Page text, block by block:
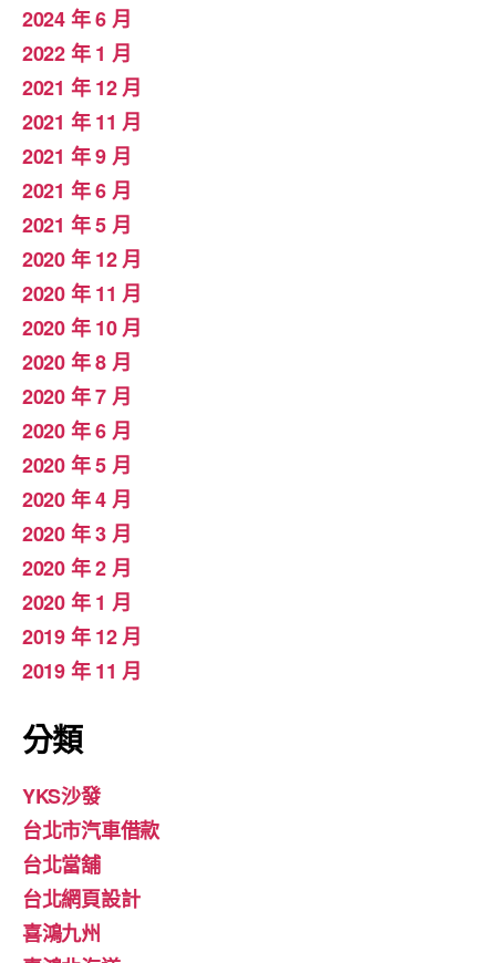
2024 年 6 月
2022 年 1 月
2021 年 12 月
2021 年 11 月
2021 年 9 月
2021 年 6 月
2021 年 5 月
2020 年 12 月
2020 年 11 月
2020 年 10 月
2020 年 8 月
2020 年 7 月
2020 年 6 月
2020 年 5 月
2020 年 4 月
2020 年 3 月
2020 年 2 月
2020 年 1 月
2019 年 12 月
2019 年 11 月
分類
YKS沙發
台北市汽車借款
台北當舖
台北網頁設計
喜鴻九州